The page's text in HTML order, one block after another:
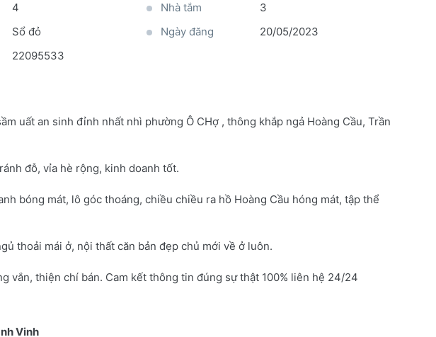
4 Nhà tắm
3
Sổ đỏ Ngày đăng
20/05/2023
22095533
uất an sinh đỉnh nhất nhì phường Ô CHợ , thông khắp ngả Hoàng Cầu, Trần
đỗ, vỉa hè rộng, kinh doanh tốt.
bóng mát, lô góc thoáng, chiều chiều ra hồ Hoàng Cầu hóng mát, tập thể
thoải mái ở, nội thất căn bản đẹp chủ mới về ở luôn.
vắn, thiện chí bán. Cam kết thông tin đúng sự thật 100% liên hệ 24/24
Vinh